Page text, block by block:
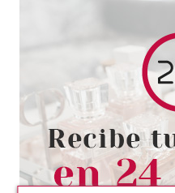
EVE LOM
RITUAL
Pvr 120.00€